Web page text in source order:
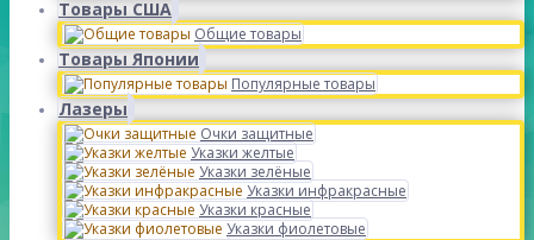
Товары США
Общие товары
Товары Японии
Популярные товары
Лазеры
Очки защитные
Указки желтые
Указки зелёные
Указки инфракрасные
Указки красные
Указки фиолетовые